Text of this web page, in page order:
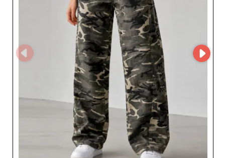
procuram enriquecer sua oferta com
roupas outdoor e de exterior femininas
da Alemanha. Aproveite a venda por
atacado para diversificar seu
inventário com estilos do clássico ao
contemporâneo, e assegure-se de que
sua loja se torne uma referência para
roupas femininas da Alemanha.
Escolher nossa plataforma significa
optar por qualidade, diversidade e
confiança, garantindo ao mesmo
tempo a satisfação total do cliente.